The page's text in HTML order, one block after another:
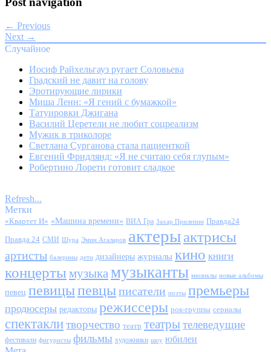
← Previous
Next →
Случайное
Иосиф Райхельгауз ругает Соловьева
Градский не давит на голову
Эротирующие лирики
Миша Ленн: «Я гений с бумажкой»
Татуировки Джигана
Василий Церетели не любит соцреализм
Мужик в триколоре
Светлана Сурганова стала пациенткой
Евгений Фридлянд: «Я не считаю себя глупым»
Робертино Лорети готовит сладкое
Refresh...
Метки
«Квартет И» «Машина времени» ВИА Гра Захар Прилепин Правда24
Правда 24 СМИ Шура Эмин Агаларов актерыактрисы
артисты балерины дети дизайнеры журналы кино книги
концерты музыка музыканты мюзиклы новые альбомы
певец певицыпевцыписатели поэты премьеры
продюсеры редакторы режиссеры рок-группы сериалы
спектаклитворчество театр театрытелеведущие
фестивали фигуристы фильмы художники шоу юбилеи